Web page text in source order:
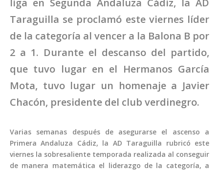
liga en Segunda Andaluza Cádiz, la AD
Taraguilla se proclamó este viernes líder
de la categoría al vencer a la Balona B por
2 a 1. Durante el descanso del partido,
que tuvo lugar en el Hermanos García
Mota, tuvo lugar un homenaje a Javier
Chacón, presidente del club verdinegro.
Varias semanas después de asegurarse el ascenso a
Primera Andaluza Cádiz, la AD Taraguilla rubricó este
viernes la sobresaliente temporada realizada al conseguir
de manera matemática el liderazgo de la categoría, a